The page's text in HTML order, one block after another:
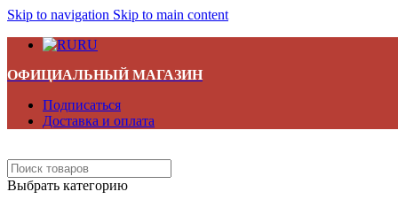
Skip to navigation Skip to main content
RU
ОФИЦИАЛЬНЫЙ МАГАЗИН
Подписаться
Доставка и оплата
Выбрать категорию